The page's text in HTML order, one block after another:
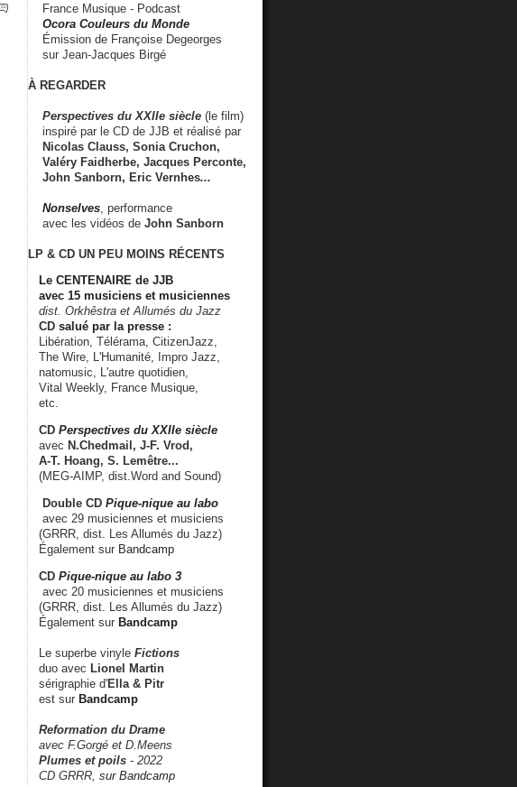
France Musique - Podcast
Ocora Couleurs du Monde
Émission de Françoise Degeorges
sur Jean-Jacques Birgé
À REGARDER
Perspectives du XXIIe siècle (le film)
inspiré par le CD de JJB et réalisé par
Nicolas Clauss, Sonia Cruchon,
Valéry Faidherbe, Jacques Perconte,
John Sanborn, Eric Vernhes...
Nonselves , performance
avec les vidéos de John Sanborn
LP & CD UN PEU MOINS RÉCENTS
Le CENTENAIRE de JJB
avec 15 musiciens et musiciennes
dist. Orkhêstra et Allumés du Jazz
CD salué par la presse :
Libération, Télérama, CitizenJazz,
The Wire, L'Humanité, Impro Jazz,
natomusic, L'autre quotidien,
Vital Weekly, France Musique,
etc.
CD Perspectives du XXIIe siècle
avec N.Chedmail, J-F. Vrod,
A-T. Hoang, S. Lemêtre...
(MEG-AIMP, dist.Word and Sound)
Double CD Pique-nique au labo
avec 29 musiciennes et musiciens
(GRRR, dist. Les Allumés du Jazz)
Également sur Bandcamp
CD Pique-nique au labo 3
avec 20 musiciennes et musiciens
(GRRR, dist. Les Allumés du Jazz)
Également sur Bandcamp
Le superbe vinyle Fictions
duo avec Lionel Martin
sérigraphie d'Ella & Pitr
est sur Bandcamp
Reformation du Drame
avec F.Gorgé et D.Meens
Plumes et poils - 2022
CD GRRR, sur Bandcamp